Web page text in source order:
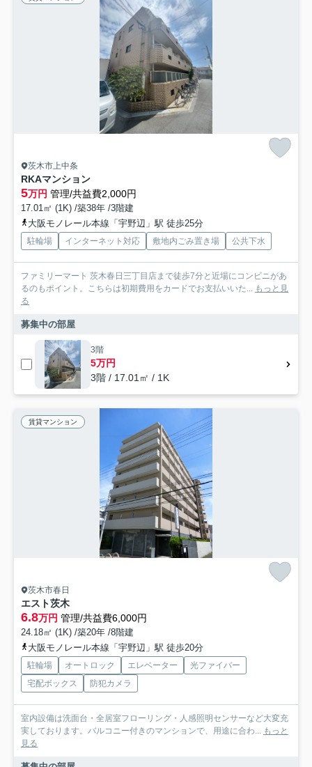
茨木市上中条
RKAマンション
5万円 管理/共益費2,000円
17.01㎡ (1K) /築38年 /3階建
大阪モノレール本線「宇野辺」駅 徒歩25分
駐輪場 インターネット対応 敷地内ごみ置き場 公共下水
ファミリーマート 茨木春日三丁目店まで徒歩7分と近場にコンビニがあ
るのもポイント。こちらは初期費用をカードでお支払いいた... もっと見
る
募集中の部屋
3階
5万円
3階 / 17.01㎡ / 1K
賃貸マンション
茨木市春日
エスト茨木
6.8万円 管理/共益費6,000円
24.18㎡ (1K) /築20年 /8階建
大阪モノレール本線「宇野辺」駅 徒歩20分
駐輪場 オートロック エレベーター
光ファイバー
宅配ボックス
防犯カメラ
室内設備は洗面台・全居室フローリング・人感照明センサーなど大変充
実しております。バルコニー付きのマンションで、用途に合わ... もっと
見る